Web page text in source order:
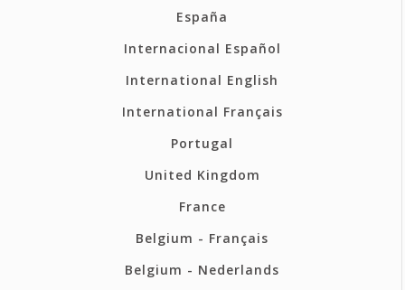
España
Internacional Español
International English
International Français
Portugal
United Kingdom
France
Belgium - Français
Belgium - Nederlands